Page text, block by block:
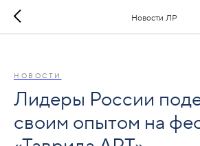
Новости ЛР
НОВОСТИ
Лидеры России
своим опытом на